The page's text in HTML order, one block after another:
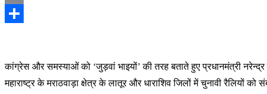
Email
कांग्रेस और समस्याओं को ‘जुड़वां भाइयों’ की तरह बताते हुए प्रधानमंत्री नरेन्द्र
महाराष्ट्र के मराठवाड़ा क्षेत्र के लातूर और धाराशिव जिलों में चुनावी रैलियों